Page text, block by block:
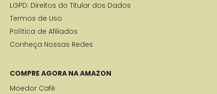
LGPD: Direitos do Titular dos Dados
Termos de Uso
Política de Afiliados
Conheça Nossas Redes
COMPRE AGORA NA AMAZON
Moedor Café